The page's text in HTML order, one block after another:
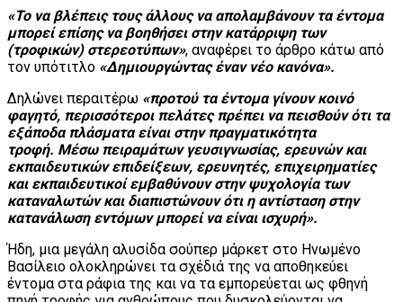
«Το να βλέπεις τους άλλους να απολαμβάνουν τα έντομα
μπορεί επίσης να βοηθήσει στην κατάρριψη των
(τροφικών) στερεοτύπων», αναφέρει το άρθρο κάτω από
τον υπότιτλο «Δημιουργώντας έναν νέο κανόνα».
Δηλώνει περαιτέρω «προτού τα έντομα γίνουν κοινό
φαγητό, περισσότεροι πελάτες πρέπει να πεισθούν ότι τα
εξάποδα πλάσματα είναι στην πραγματικότητα
τροφή. Μέσω πειραμάτων γευσιγνωσίας, ερευνών και
εκπαιδευτικών επιδείξεων, ερευνητές, επιχειρηματίες
και εκπαιδευτικοί εμβαθύνουν στην ψυχολογία των
καταναλωτών και διαπιστώνουν ότι η αντίσταση στην
κατανάλωση εντόμων μπορεί να είναι ισχυρή».
Ήδη, μια μεγάλη αλυσίδα σούπερ μάρκετ στο Ηνωμένο
Βασίλειο ολοκληρώνει τα σχέδιά της να αποθηκεύει
έντομα στα ράφια της και να τα εμπορεύεται ως φθηνή